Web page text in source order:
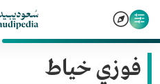
فوزي خياط